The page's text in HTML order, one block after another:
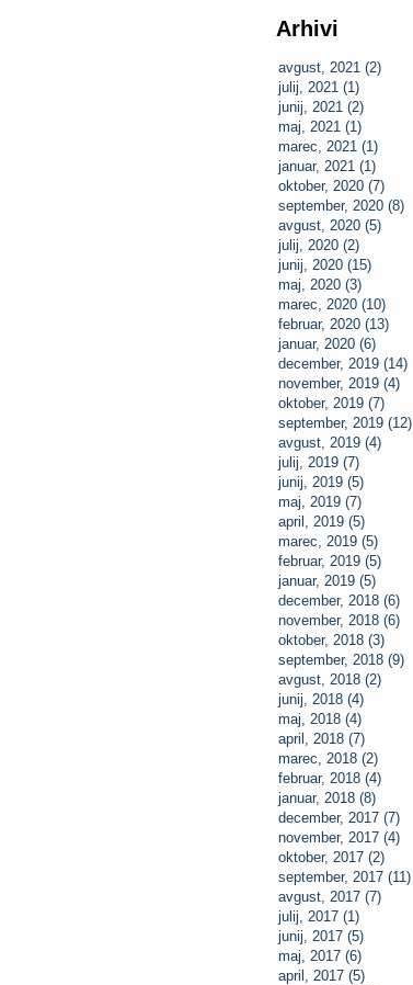
Arhivi
avgust, 2021 (2)
julij, 2021 (1)
junij, 2021 (2)
maj, 2021 (1)
marec, 2021 (1)
januar, 2021 (1)
oktober, 2020 (7)
september, 2020 (8)
avgust, 2020 (5)
julij, 2020 (2)
junij, 2020 (15)
maj, 2020 (3)
marec, 2020 (10)
februar, 2020 (13)
januar, 2020 (6)
december, 2019 (14)
november, 2019 (4)
oktober, 2019 (7)
september, 2019 (12)
avgust, 2019 (4)
julij, 2019 (7)
junij, 2019 (5)
maj, 2019 (7)
april, 2019 (5)
marec, 2019 (5)
februar, 2019 (5)
januar, 2019 (5)
december, 2018 (6)
november, 2018 (6)
oktober, 2018 (3)
september, 2018 (9)
avgust, 2018 (2)
junij, 2018 (4)
maj, 2018 (4)
april, 2018 (7)
marec, 2018 (2)
februar, 2018 (4)
januar, 2018 (8)
december, 2017 (7)
november, 2017 (4)
oktober, 2017 (2)
september, 2017 (11)
avgust, 2017 (7)
julij, 2017 (1)
junij, 2017 (5)
maj, 2017 (6)
april, 2017 (5)